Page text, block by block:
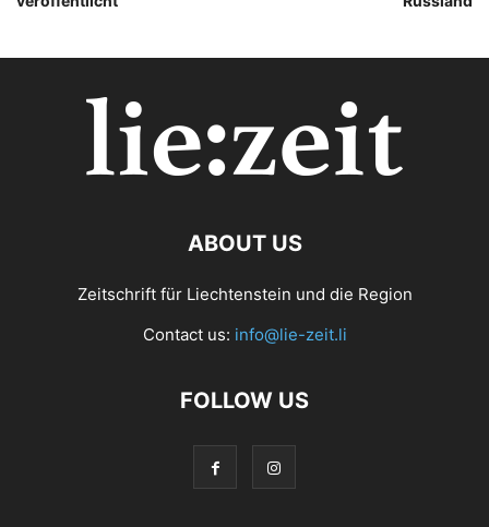
ABOUT US
Zeitschrift für Liechtenstein und die Region
Contact us: info@lie-zeit.li
FOLLOW US